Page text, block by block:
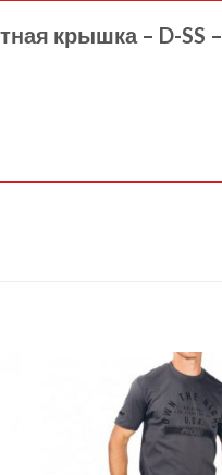
крышка – D-SS –